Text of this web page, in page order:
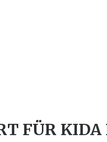
FÜR